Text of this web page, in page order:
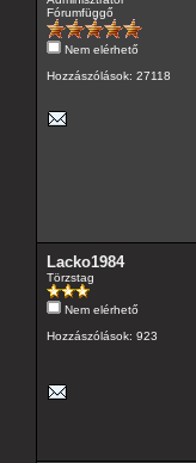
Fórumfüggő
Nem elérhető
Hozzászólások: 27118
Lacko1984
Törzstag
Nem elérhető
Hozzászólások: 923